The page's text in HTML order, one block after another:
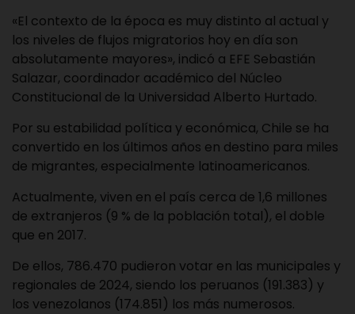
«El contexto de la época es muy distinto al actual y
los niveles de flujos migratorios hoy en día son
absolutamente mayores», indicó a EFE Sebastián
Salazar, coordinador académico del Núcleo
Constitucional de la Universidad Alberto Hurtado.
Por su estabilidad política y económica, Chile se ha
convertido en los últimos años en destino para miles
de migrantes, especialmente latinoamericanos.
Actualmente, viven en el país cerca de 1,6 millones
de extranjeros (9 % de la población total), el doble
que en 2017.
De ellos, 786.470 pudieron votar en las municipales y
regionales de 2024, siendo los peruanos (191.383) y
los venezolanos (174.851) los más numerosos.